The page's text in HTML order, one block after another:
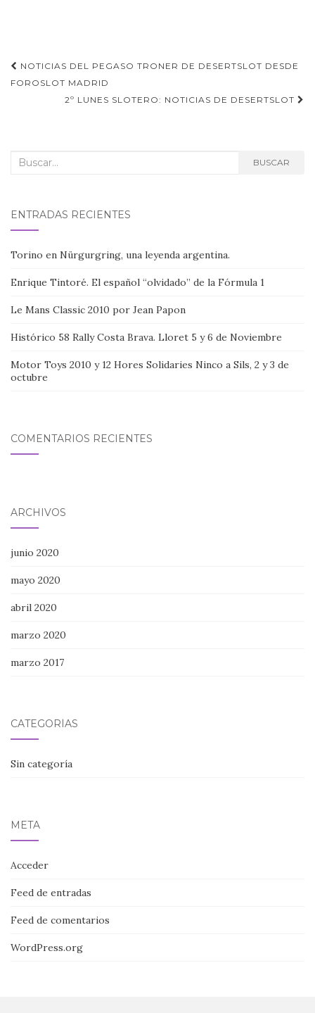
Navegación
de
entradas
NOTICIAS DEL PEGASO TRONER DE DESERTSLOT DESDE
FOROSLOT MADRID
2º LUNES SLOTERO: NOTICIAS DE DESERTSLOT
Buscar: BUSCAR
ENTRADAS RECIENTES
Torino en Nürgurgring, una leyenda argentina.
Enrique Tintoré. El español “olvidado” de la Fórmula 1
Le Mans Classic 2010 por Jean Papon
Histórico 58 Rally Costa Brava. Lloret 5 y 6 de Noviembre
Motor Toys 2010 y 12 Hores Solidaries Ninco a Sils, 2 y 3 de
octubre
COMENTARIOS RECIENTES
ARCHIVOS
junio 2020
mayo 2020
abril 2020
marzo 2020
marzo 2017
CATEGORÍAS
Sin categoría
META
Acceder
Feed de entradas
Feed de comentarios
WordPress.org